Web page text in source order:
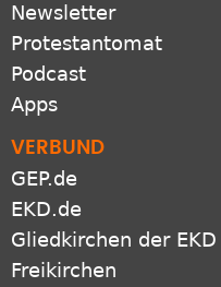
Newsletter
Protestantomat
Podcast
Apps
VERBUND
GEP.de
EKD.de
Gliedkirchen der EKD
Freikirchen